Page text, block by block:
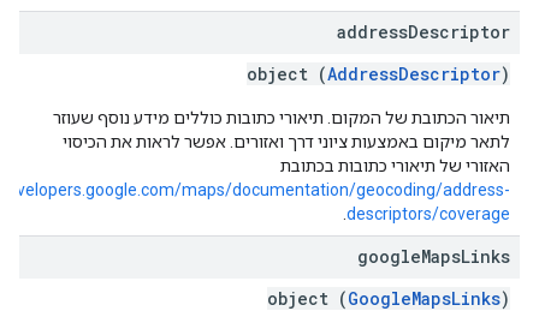
addressDescriptor
object (AddressDescriptor)
תיאור הכתובת של המקום. תיאורי כתובות כוללים מידע נוסף שעוזר
לתאר מיקום באמצעות ציוני דרך ואזורים. אפשר לראות את הכיסוי
האזורי של תיאורי כתובות בכתובת
maps/documentation/geocoding/address-
descriptors/coverage
googleMapsLinks
object (GoogleMapsLinks)